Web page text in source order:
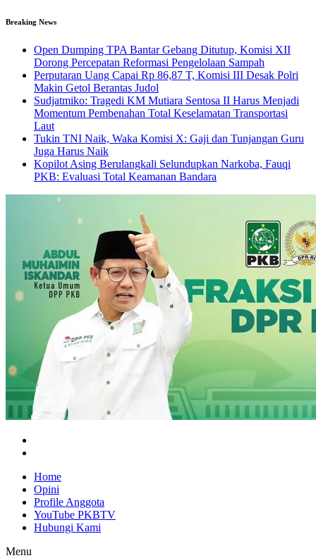
Breaking News
Open Dumping TPA Bantar Gebang Ditutup, Komisi XII
Dorong Percepatan Reformasi Pengelolaan Sampah
Perputaran Uang Capai Rp 86,87 T, Komisi III Desak Polri
Makin Getol Berantas Judol
Sudjatmiko: Tragedi KM Mutiara Sentosa II Harus Menjadi
Momentum Pembenahan Total Keselamatan Transportasi
Laut
Tukin TNI Naik, Waka Komisi X: Gaji dan Tunjangan Guru
Juga Harus Naik
Kopilot Asing Berulangkali Selundupkan Narkoba, Fauqi
PKB: Evaluasi Total Keamanan Bandara
Home
Opini
Profile Anggota
YouTube PKBTV
Hubungi Kami
Menu